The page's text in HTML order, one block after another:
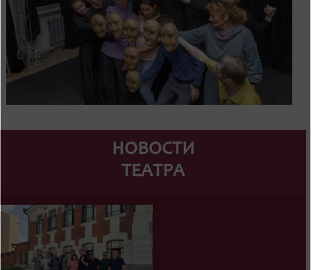
НОВОСТИ
ТЕАТРА